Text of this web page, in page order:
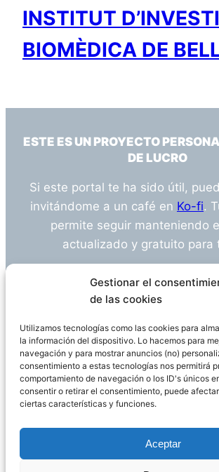
Gestionar el
de las cookies
Utilizamos tecnologías como las cookies para
la información del dispositivo. Lo hacemos para
navegación y para mostrar anuncios (no)
consentimiento a estas tecnologías nos permitirá
comportamiento de navegación o los ID's únicos
consentir o retirar el consentimiento, puede
ciertas características y funciones.
Aceptar
INSTITUT
BIOMÈDICA DE
ESTE ES UN PROYECTO
DE LUCRO
Si este portal te ha sido útil,
invitándome a un café en Ko-fi.
permite seguir manteniendo
actualizado y gratuito para
¿Tienes alguna duda o
Descargo de Responsabilidad
Declaración de Privacidad Política
WordPress